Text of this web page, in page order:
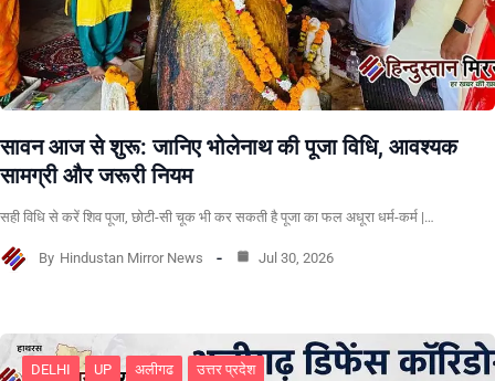
सावन आज से शुरू: जानिए भोलेनाथ की पूजा विधि, आवश्यक
सामग्री और जरूरी नियम
सही विधि से करें शिव पूजा, छोटी-सी चूक भी कर सकती है पूजा का फल अधूरा धर्म-कर्म |…
By Hindustan Mirror News Jul 30, 2026
DELHI UP अलीगढ उत्तर प्रदेश